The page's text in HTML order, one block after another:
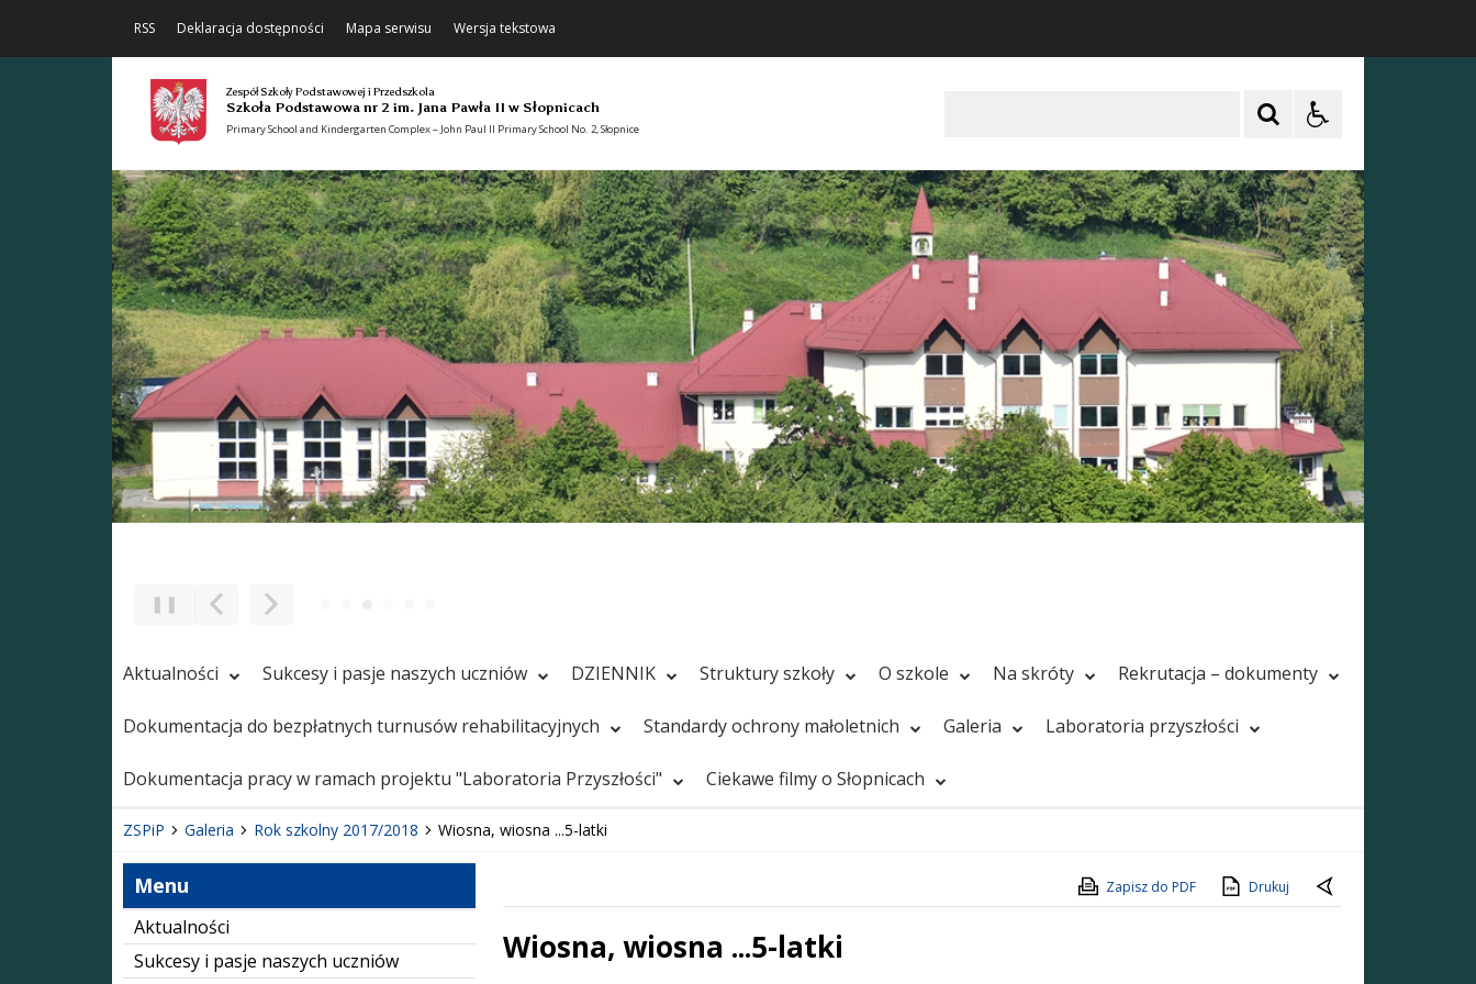
RSS Deklaracja dostępności Mapa serwisu Wersja tekstowa
Zespół Szkoły Podstawowej i Przedszkola
Szkoła Podstawowa nr 2 im. Jana Pawła II w Słopnicach
Primary School and Kindergarten Complex – John Paul II Primary School No. 2, Słopnice
Poprzedni Element
Następny Element
❚❚
Aktualności Sukcesy i pasje naszych uczniów DZIENNIK Struktury szkoły O szkole Na skróty Rekrutacja – dokumenty
Dokumentacja do bezpłatnych turnusów rehabilitacyjnych Standardy ochrony małoletnich Galeria Laboratoria przyszłości
Dokumentacja pracy w ramach projektu "Laboratoria Przyszłości" Ciekawe filmy o Słopnicach
ZSPiP Galeria Rok szkolny 2017/2018 Wiosna, wiosna ...5-latki
Menu
Aktualności
Sukcesy i pasje naszych uczniów
Zapisz do PDF Drukuj
Wiosna, wiosna ...5-latki